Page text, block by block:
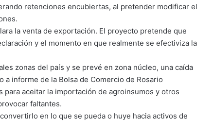
retenciones encubiertas, al pretender modificar el
la venta de exportación. El proyecto pretende que
y el momento en que realmente se efectiviza la
zonas del país y se prevé en zona núcleo, una caída
a informe de la Bolsa de Comercio de Rosario
para aceitar la importación de agroinsumos y otros
faltantes.
en lo que se pueda o huye hacia activos de